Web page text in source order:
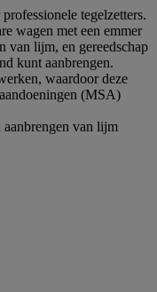
tegelzetters.
wagen met een emmer
van lijm, en gereedschap
kunt aanbrengen.
waardoor deze
(MSA)
aanbrengen van lijm